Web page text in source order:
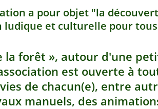
a pour objet "la
et culturelle pour
la forêt », autour d'une
est ouverte à
de chacun(e), entre
manuels, des